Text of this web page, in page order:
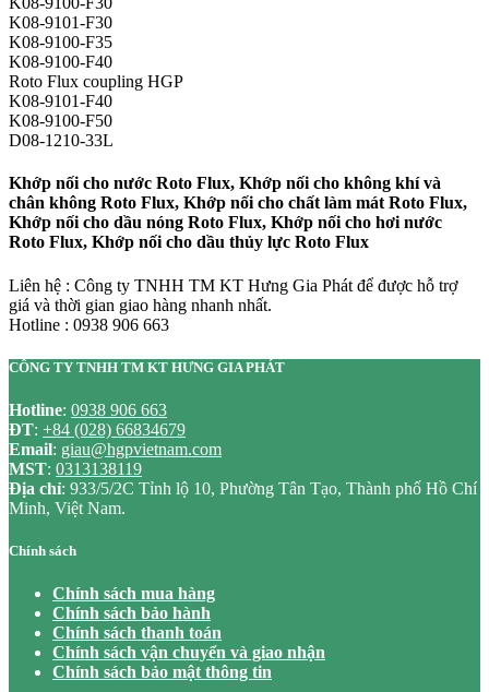
K08-9101-F30
K08-9100-F35
K08-9100-F40
Roto Flux coupling HGP
K08-9101-F40
K08-9100-F50
D08-1210-33L
Khớp nối cho nước Roto Flux, Khớp nối cho không khí và
chân không Roto Flux, Khớp nối cho chất làm mát Roto Flux,
Khớp nối cho dầu nóng Roto Flux, Khớp nối cho hơi nước
Roto Flux, Khớp nối cho dầu thủy lực Roto Flux
Liên hệ : Công ty TNHH TM KT Hưng Gia Phát để được hỗ trợ
giá và thời gian giao hàng nhanh nhất.
Hotline : 0938 906 663
CÔNG TY TNHH TM KT HƯNG GIA PHÁT
Hotline: 0938 906 663
ĐT: +84 (028) 66834679
Email: giau@hgpvietnam.com
MST: 0313138119
Địa chỉ: 933/5/2C Tỉnh lộ 10, Phường Tân Tạo, Thành phố Hồ Chí
Minh, Việt Nam.
Chính sách
Chính sách mua hàng
Chính sách bảo hành
Chính sách thanh toán
Chính sách vận chuyển và giao nhận
Chính sách bảo mật thông tin